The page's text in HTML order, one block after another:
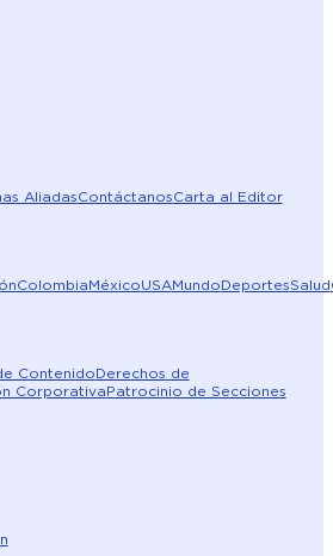
AliadasContáctanosCarta al Editor
ColombiaMéxicoUSAMundoDeportesSalud
ContenidoDerechos de
CorporativaPatrocinio de Secciones